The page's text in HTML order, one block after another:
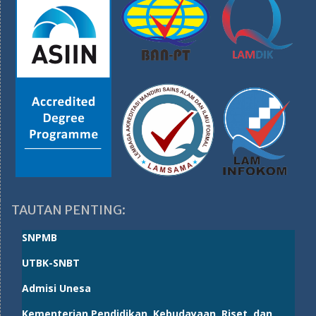
TAUTAN PENTING:
SNPMB
UTBK-SNBT
Admisi Unesa
Kementerian Pendidikan, Kebudayaan, Riset, dan